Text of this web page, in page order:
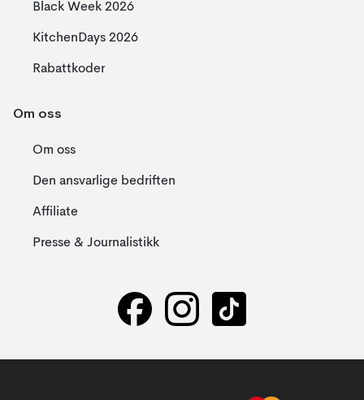
Black Week 2026
KitchenDays 2026
Rabattkoder
Om oss
Om oss
Den ansvarlige bedriften
Affiliate
Presse & Journalistikk